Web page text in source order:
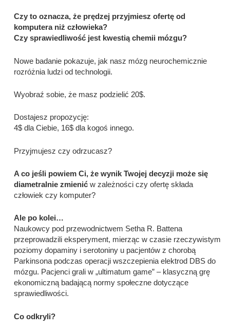
Czy to oznacza, że prędzej przyjmiesz ofertę od
komputera niż człowieka?
Czy sprawiedliwość jest kwestią chemii mózgu?
Nowe badanie pokazuje, jak nasz mózg neurochemicznie
rozróżnia ludzi od technologii.
Wyobraź sobie, że masz podzielić 20$.
Dostajesz propozycję:
4$ dla Ciebie, 16$ dla kogoś innego.
Przyjmujesz czy odrzucasz?
A co jeśli powiem Ci, że wynik Twojej decyzji może się
diametralnie zmienić w zależności czy ofertę składa
człowiek czy komputer?
Ale po kolei…
Naukowcy pod przewodnictwem Setha R. Battena
przeprowadzili eksperyment, mierząc w czasie rzeczywistym
poziomy dopaminy i serotoniny u pacjentów z chorobą
Parkinsona podczas operacji wszczepienia elektrod DBS do
mózgu. Pacjenci grali w „ultimatum game” – klasyczną grę
ekonomiczną badającą normy społeczne dotyczące
sprawiedliwości.
Co odkryli?